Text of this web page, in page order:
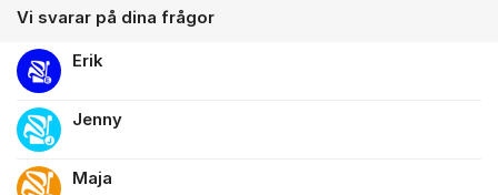
Vi svarar på dina frågor
Erik
Jenny
Maja